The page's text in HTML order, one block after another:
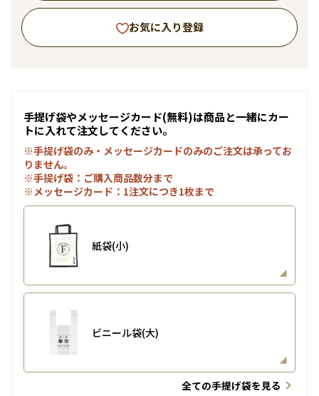
お気に入り登録
手提げ袋やメッセージカード(無料)は商品と一緒にカー
トに入れて注文してください。
※手提げ袋のみ・メッセージカードのみのご注文は承ってお
りません。
※手提げ袋：ご購入商品数分まで
※メッセージカード：1注文につき1枚まで
紙袋(小)
ビニール袋(大)
全ての手提げ袋を見る